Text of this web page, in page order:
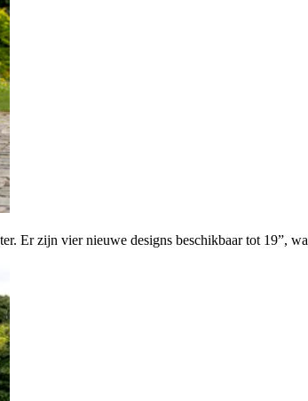
Er zijn vier nieuwe designs beschikbaar tot 19”,